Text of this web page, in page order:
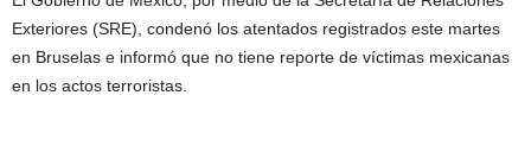
Exteriores (SRE), condenó los atentados registrados este martes
en Bruselas e informó que no tiene reporte de víctimas mexicanas
en los actos terroristas.